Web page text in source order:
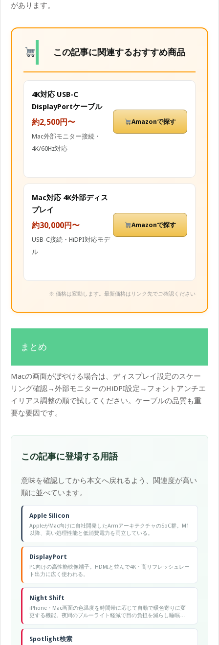
があります。
この記事に関連するおすすめ商品
4K対応 USB-C
DisplayPortケーブル
約2,500円〜
Mac外部モニター接続・
4K/60Hz対応
Amazonで探す
Mac対応 4K外部ディス
プレイ
約30,000円〜
USB-C接続・HiDPI対応モデ
ル
Amazonで探す
※ 価格は変動します。最新価格はリンク先でご確認ください
まとめ
Macの画面がぼやける場合は、ディスプレイ設定のスケー
リング確認→外部モニターのHiDPI設定→フォントアンチエ
イリアス調整の順で試してください。ケーブルの品質も重
要な要因です。
この記事に登場する用語
意味を確認してから本文へ戻れるよう、関連度が高い
順に並べています。
Apple Silicon
AppleがMac向けに自社開発したArmアーキテクチャのSoC群。M1
以降、高い処理性能と低消費電力を両立している。
DisplayPort
PC向けの高性能映像端子。HDMIと並んで4K・高リフレッシュレー
ト出力に広く使われる。
Night Shift
iPhone・Mac画面の色温度を時間帯に応じて自動で暖色寄りに変
更する機能。夜間のブルーライト軽減で目の負担を減らし睡眠の
質向上を狙います。
Spotlight検索